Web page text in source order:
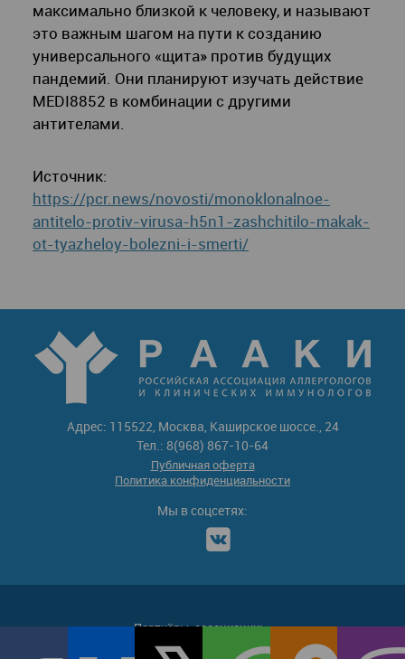
максимально близкой к человеку, и называют
это важным шагом на пути к созданию
универсального «щита» против будущих
пандемий. Они планируют изучать действие
MEDI8852 в комбинации с другими
антителами.
Источник:
https://pcr.news/novosti/monoklonalnoe-
antitelo-protiv-virusa-h5n1-zashchitilo-makak-
ot-tyazheloy-bolezni-i-smerti/
Адрес: 115522, Москва, Каширское шоссе., 24
Тел.: 8(968) 867-10-64
Публичная оферта
Политика конфиденциальности
Мы в соцсетях:
Партнёры-ассоциации: